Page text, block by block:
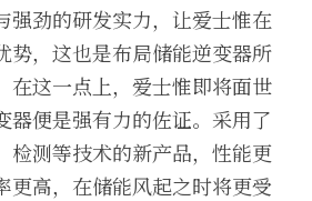
强劲的研发实力，让爱士惟在
势，这也是布局储能逆变器所
在这一点上，爱士惟即将面世
器便是强有力的佐证。采用了
检测等技术的新产品，性能更
更高，在储能风起之时将更受